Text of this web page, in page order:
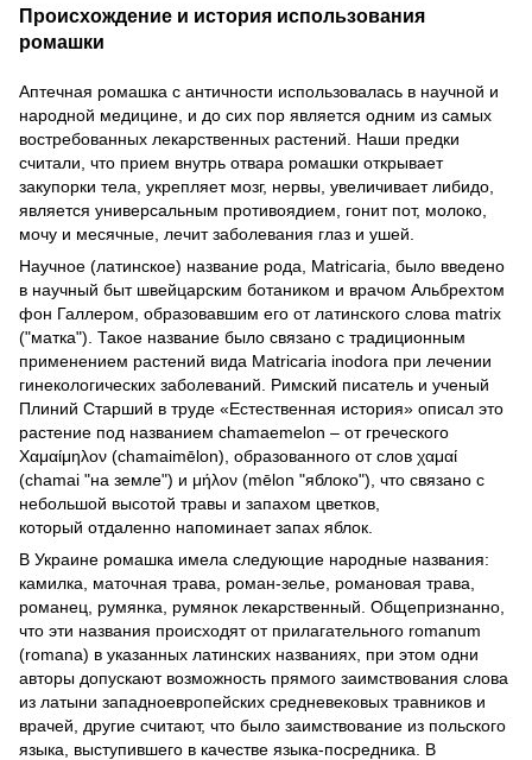
Происхождение и история использования
ромашки
Аптечная ромашка с античности использовалась в научной и
народной медицине, и до сих пор является одним из самых
востребованных лекарственных растений. Наши предки
считали, что прием внутрь отвара ромашки открывает
закупорки тела, укрепляет мозг, нервы, увеличивает либидо,
является универсальным противоядием, гонит пот, молоко,
мочу и месячные, лечит заболевания глаз и ушей.
Научное (латинское) название рода, Matricaria, было введено
в научный быт швейцарским ботаником и врачом Альбрехтом
фон Галлером, образовавшим его от латинского слова matrix
("матка"). Такое название было связано с традиционным
применением растений вида Matricaria inodora при лечении
гинекологических заболеваний. Римский писатель и ученый
Плиний Старший в труде «Естественная история» описал это
растение под названием chamaemelon – от греческого
Χαμαίμηλον (chamaimēlon), образованного от слов χαμαί
(chamai "на земле") и μήλον (mēlon "яблоко"), что связано с
небольшой высотой травы и запахом цветков,
который отдаленно напоминает запах яблок.
В Украине ромашка имела следующие народные названия:
камилка, маточная трава, роман-зелье, романовая трава,
романец, румянка, румянок лекарственный. Общепризнанно,
что эти названия происходят от прилагательного romanum
(romana) в указанных латинских названиях, при этом одни
авторы допускают возможность прямого заимствования слова
из латыни западноевропейских средневековых травников и
врачей, другие считают, что было заимствование из польского
языка, выступившего в качестве языка-посредника. В